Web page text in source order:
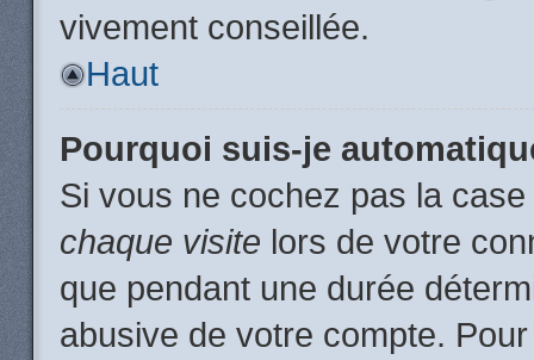
vivement conseillée.
Haut
Pourquoi suis-je
Si vous ne cochez pas la case
chaque visite lors de votre
que pendant une durée
abusive de votre compte.